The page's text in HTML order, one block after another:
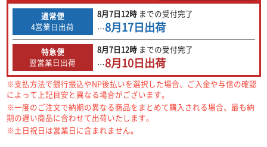
通常便
4営業日出荷
8月7日12時 までの受付完了
…8月17日出荷
特急便
翌営業日出荷
8月7日12時 までの受付完了
…8月10日出荷
※支払方法で銀行振込やNP後払いを選択した場合、ご入金や与信の確認
によって上記目安と異なる場合がございます。
※一度のご注文で納期の異なる商品をまとめて購入される場合、最も納
期の遅い商品に合わせて出荷いたします。
※土日祝日は営業日に含まれません。